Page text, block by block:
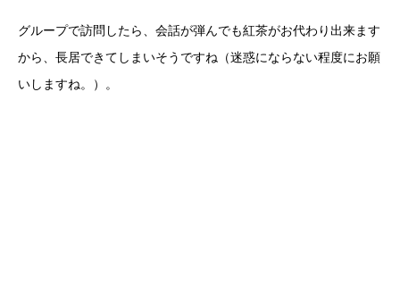
グループで訪問したら、会話が弾んでも紅茶がお代わり出来ます
から、長居できてしまいそうですね（迷惑にならない程度にお願
いしますね。）。